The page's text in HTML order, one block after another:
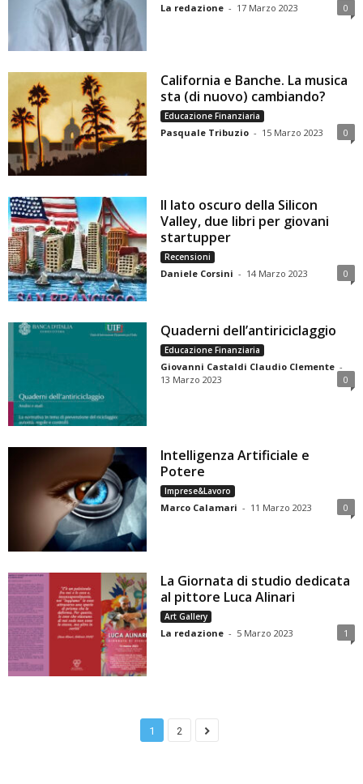
La redazione - 17 Marzo 2023 0
California e Banche. La musica
sta (di nuovo) cambiando?
Educazione Finanziaria
Pasquale Tribuzio - 15 Marzo 2023 0
Il lato oscuro della Silicon
Valley, due libri per giovani
startupper
Recensioni
Daniele Corsini - 14 Marzo 2023 0
Quaderni dell’antiriciclaggio
Educazione Finanziaria
Giovanni Castaldi Claudio Clemente -
13 Marzo 2023
0
Intelligenza Artificiale e
Potere
Imprese&Lavoro
Marco Calamari - 11 Marzo 2023 0
La Giornata di studio dedicata
al pittore Luca Alinari
Art Gallery
La redazione - 5 Marzo 2023 1
1 2